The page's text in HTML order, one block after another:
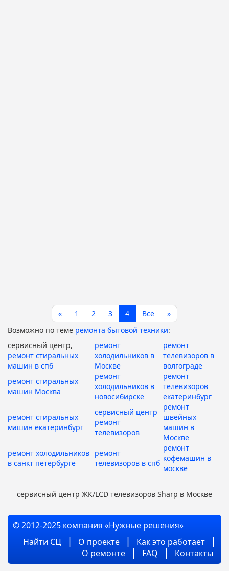
« 1 2 3 4 Все
»
Возможно по теме ремонта бытовой техники:
сервисный центр,
ремонт стиральных
машин в спб
ремонт
холодильников в
Москве
ремонт
телевизоров в
волгограде
ремонт стиральных
машин Москва
ремонт
холодильников в
новосибирске
ремонт
телевизоров
екатеринбург
ремонт стиральных
машин екатеринбург
сервисный центр
ремонт
телевизоров
ремонт
швейных
машин в
Москве
ремонт холодильников
в санкт петербурге
ремонт
телевизоров в спб
ремонт
кофемашин в
москве
сервисный центр ЖК/LCD телевизоров Sharp в Москве
© 2012-2025 компания «Нужные решения»
Найти СЦ
О проекте
Как это работает
О ремонте
FAQ Контакты